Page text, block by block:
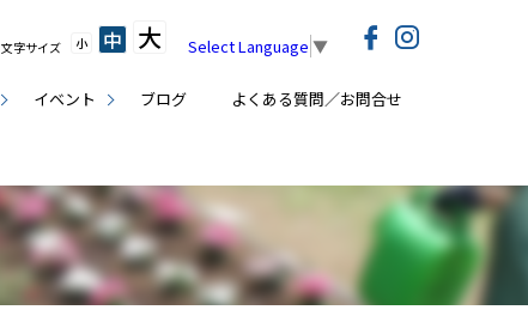
イベント ブログ よくある質問／お問合せ
文字サイズ 小 中 大 Select Language ▼